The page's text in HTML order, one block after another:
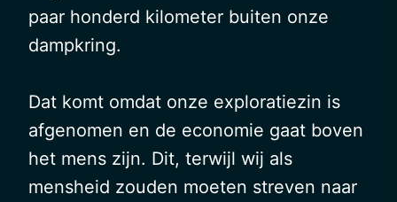
paar honderd kilometer buiten onze
dampkring.
Dat komt omdat onze exploratiezin is
afgenomen en de economie gaat boven
het mens zijn. Dit, terwijl wij als
mensheid zouden moeten streven naar